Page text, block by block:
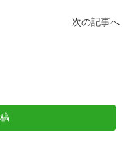
次の記事へ